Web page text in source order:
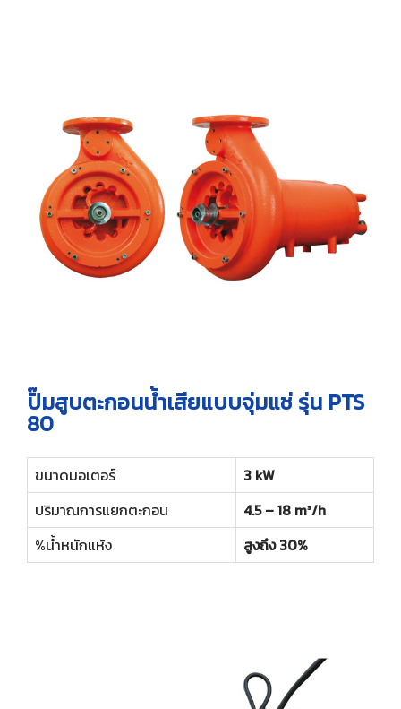
ปั๊มสูบตะกอนน้ำเสียแบบจุ่มแช่ รุ่น PTS
80
ขนาดมอเตอร์
3 kW
ปริมาณการแยกตะกอน
4.5 – 18 m³/h
%น้ำหนักแห้ง
สูงถึง 30%